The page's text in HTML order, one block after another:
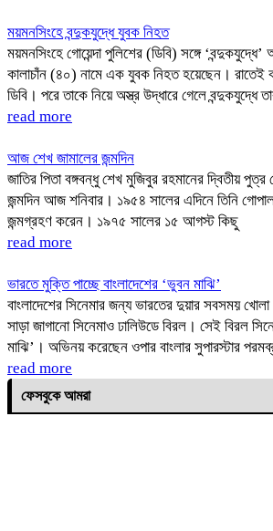
ময়মনসিংহে বন্দুকযুদ্ধে যুবক নিহত
ময়মনসিংহে গোয়েন্দা পুলিশের (ডিবি) সঙ্গে
কালাচাঁন (৪০) নামে এক যুবক নিহত হয়েছেন। রাতেই
ডিবি। পরে তাকে নিয়ে অস্ত্র উদ্ধারে গেলে বন্দুকযুদ্ধে
read more
আজ শেখ জামালের জন্মদিন
জাতির পিতা বঙ্গবন্ধু শেখ মুজিবুর রহমানের দ্বিতীয়
জন্মদিন আজ শনিবার। ১৯৫৪ সালের এদিনে তিনি
জন্মগ্রহণ করেন। ১৯৭৫ সালের ১৫ আগস্ট কিছু
read more
ভারতে মুক্তি পাচ্ছে বাংলাদেশের ‘ভুবন মাঝি’
বাংলাদেশের সিনেমার জন্য ভারতের দুয়ার সবসময়
সাড়া জাগানো সিনেমাও ঢালিউডে বিরল। সেই বিরল
মাঝি’। অভিনয় করেছেন ওপার বাংলার সুপারস্টার
read more
ফেসবুকে আমরা